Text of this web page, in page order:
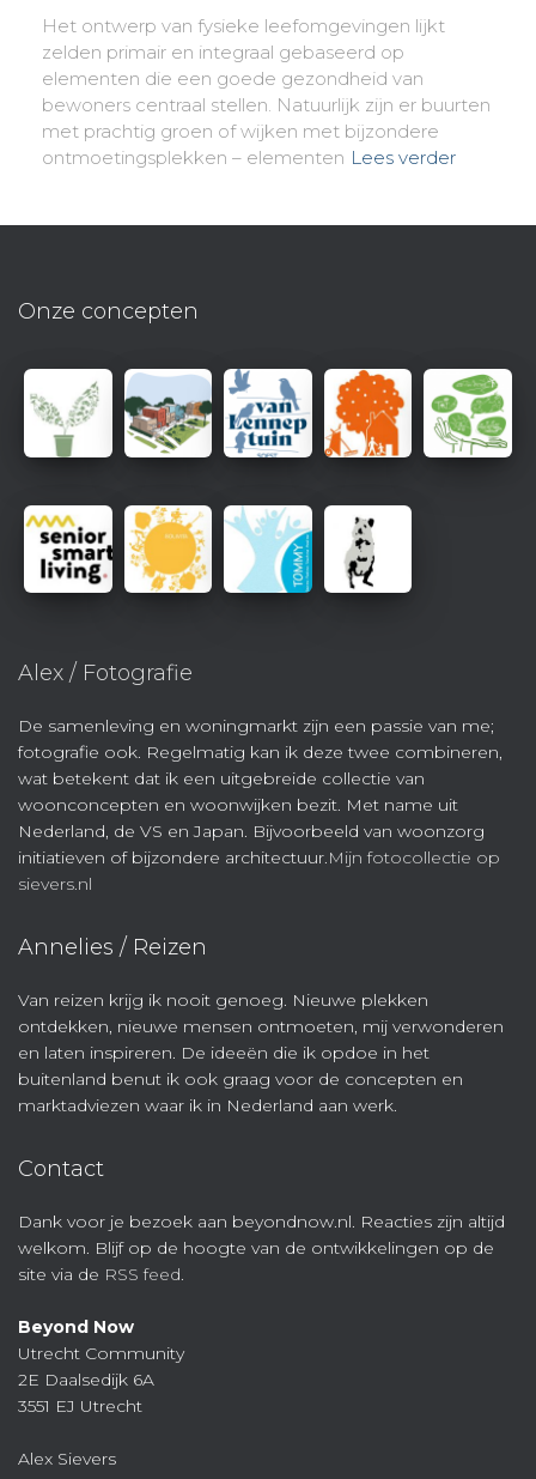
Het ontwerp van fysieke leefomgevingen lijkt
zelden primair en integraal gebaseerd op
elementen die een goede gezondheid van
bewoners centraal stellen. Natuurlijk zijn er buurten
met prachtig groen of wijken met bijzondere
ontmoetingsplekken – elementen Lees verder
Onze concepten
Alex / Fotografie
De samenleving en woningmarkt zijn een passie van me;
fotografie ook. Regelmatig kan ik deze twee combineren,
wat betekent dat ik een uitgebreide collectie van
woonconcepten en woonwijken bezit. Met name uit
Nederland, de VS en Japan. Bijvoorbeeld van woonzorg
initiatieven of bijzondere architectuur.Mijn fotocollectie op
sievers.nl
Annelies / Reizen
Van reizen krijg ik nooit genoeg. Nieuwe plekken
ontdekken, nieuwe mensen ontmoeten, mij verwonderen
en laten inspireren. De ideeën die ik opdoe in het
buitenland benut ik ook graag voor de concepten en
marktadviezen waar ik in Nederland aan werk.
Contact
Dank voor je bezoek aan beyondnow.nl. Reacties zijn altijd
welkom. Blijf op de hoogte van de ontwikkelingen op de
site via de RSS feed.
Beyond Now
Utrecht Community
2E Daalsedijk 6A
3551 EJ Utrecht
Alex Sievers